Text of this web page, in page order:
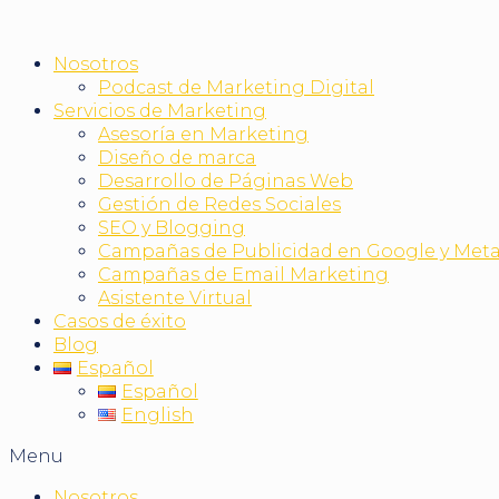
Nosotros
Podcast de Marketing Digital
Servicios de Marketing
Asesoría en Marketing
Diseño de marca
Desarrollo de Páginas Web
Gestión de Redes Sociales
SEO y Blogging
Campañas de Publicidad en Google y
Campañas de Email Marketing
Asistente Virtual
Casos de éxito
Blog
Español
Español
English
Menu